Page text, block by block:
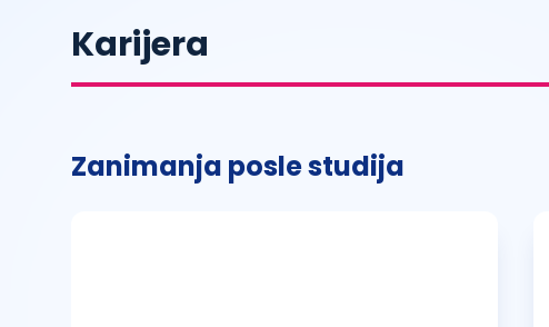
Karijera
Zanimanja posle studija